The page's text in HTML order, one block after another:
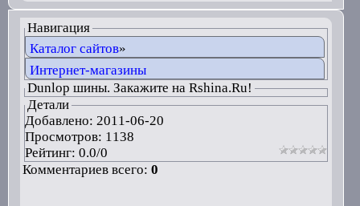
Навигация
Каталог сайтов»
Интернет-магазины
Dunlop шины. Закажите на Rshina.Ru!
Детали
Добавлено: 2011-06-20
Просмотров: 1138
Рейтинг: 0.0/0
Комментариев всего: 0